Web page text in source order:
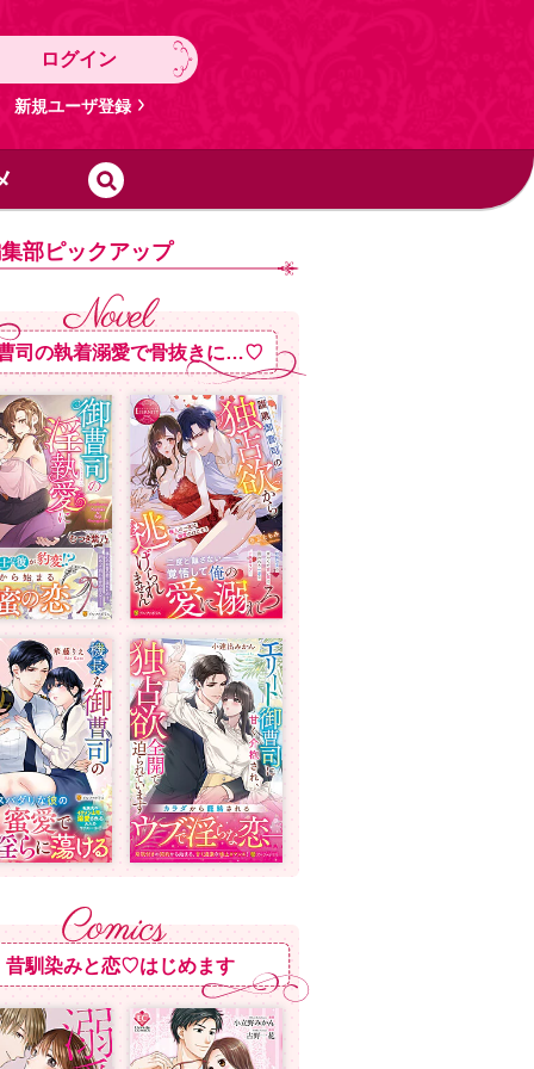
ログイン
新規ユーザ登録
部ピックアップ
司の執着溺愛で骨抜きに…♡
昔馴染みと恋♡はじめます